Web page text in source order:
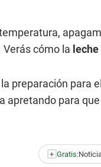
cómo la leche
preparación para
apretando para
+ Gratis: